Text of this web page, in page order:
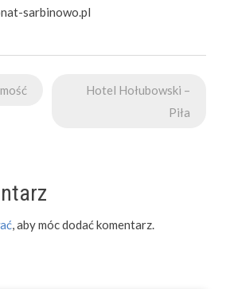
sarbinowo.pl
Hotel Hołubowski –
Piła
, aby móc dodać komentarz.